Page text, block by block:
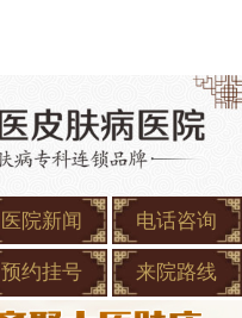
医院新闻 电话咨询
预约挂号 来院路线